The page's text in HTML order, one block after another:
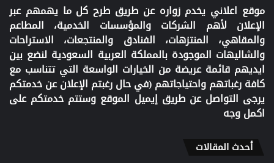
موقع اعلاني يخدم زواره عن طريق طرح كل ما يهمهم عبر
الإعلان لأهم الشركات والمؤسسات الخدمية، المطاعم
والمقاهي، المنتزهات، الفنادق والمنتجعات، الاستراحات
والشاليهات الموجودة بالمملكة العربية السعودية لنضع بين
ايديهم قائمة عريضة من الخيارات الواسعة التي تتناسب مع
كافة رغباتهم واحتياجاتهم (في حال رغبتم الإعلان عن خدمتكم
يرجى التواصل عن طريق إيميل الموقع وستتم خدمتكم على
اكمل وجه
أحدث المقالات